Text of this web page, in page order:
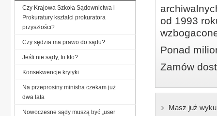
od 1993
Ponad
Zamów
Masz już
Czy Krajowa Szkoła Sądownictwa i
Prokuratury kształci prokuratora
przyszłości?
Czy sędzia ma prawo do sądu?
Jeśli nie sądy, to kto?
Konsekwencje krytyki
Na przeprosiny ministra czekam już
dwa lata
Nowoczesne sądy muszą być „user